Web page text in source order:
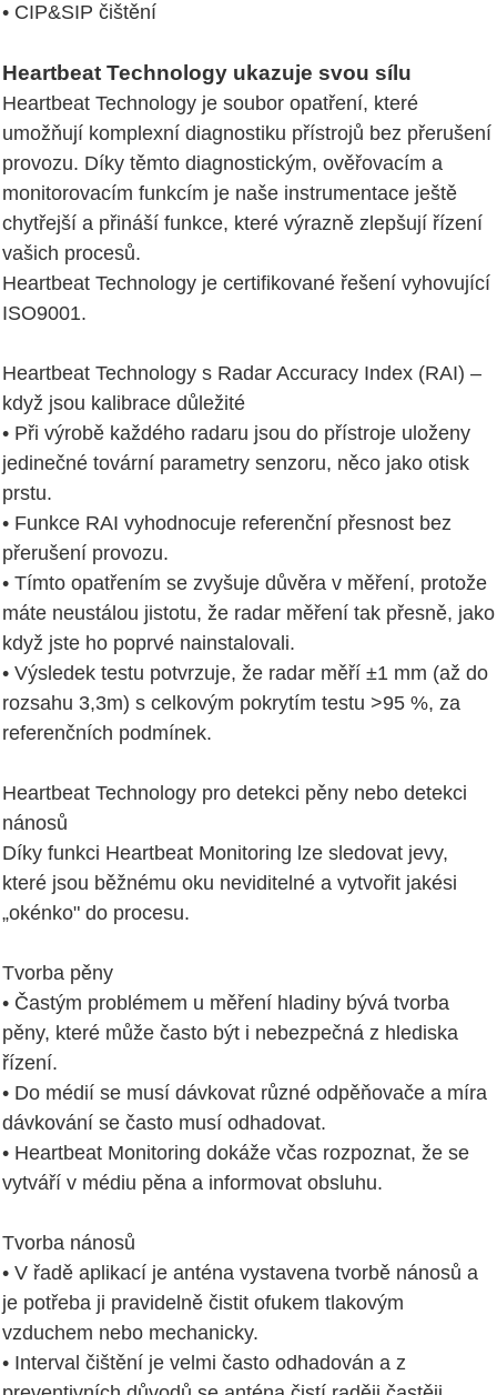
• CIP&SIP čištění
Heartbeat Technology ukazuje svou sílu
Heartbeat Technology je soubor opatření, které
umožňují komplexní diagnostiku přístrojů bez přerušení
provozu. Díky těmto diagnostickým, ověřovacím a
monitorovacím funkcím je naše instrumentace ještě
chytřejší a přináší funkce, které výrazně zlepšují řízení
vašich procesů.
Heartbeat Technology je certifikované řešení vyhovující
ISO9001.
Heartbeat Technology s Radar Accuracy Index (RAI) –
když jsou kalibrace důležité
• Při výrobě každého radaru jsou do přístroje uloženy
jedinečné tovární parametry senzoru, něco jako otisk
prstu.
• Funkce RAI vyhodnocuje referenční přesnost bez
přerušení provozu.
• Tímto opatřením se zvyšuje důvěra v měření, protože
máte neustálou jistotu, že radar měření tak přesně, jako
když jste ho poprvé nainstalovali.
• Výsledek testu potvrzuje, že radar měří ±1 mm (až do
rozsahu 3,3m) s celkovým pokrytím testu >95 %, za
referenčních podmínek.
Heartbeat Technology pro detekci pěny nebo detekci
nánosů
Díky funkci Heartbeat Monitoring lze sledovat jevy,
které jsou běžnému oku neviditelné a vytvořit jakési
„okénko" do procesu.
Tvorba pěny
• Častým problémem u měření hladiny bývá tvorba
pěny, které může často být i nebezpečná z hlediska
řízení.
• Do médií se musí dávkovat různé odpěňovače a míra
dávkování se často musí odhadovat.
• Heartbeat Monitoring dokáže včas rozpoznat, že se
vytváří v médiu pěna a informovat obsluhu.
Tvorba nánosů
• V řadě aplikací je anténa vystavena tvorbě nánosů a
je potřeba ji pravidelně čistit ofukem tlakovým
vzduchem nebo mechanicky.
• Interval čištění je velmi často odhadován a z